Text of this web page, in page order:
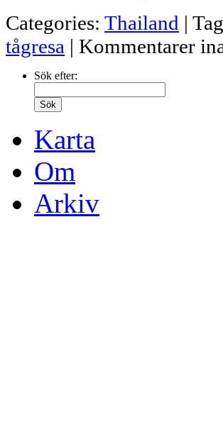
Categories: Thailand |
tågresa | Kommentarer
Sök efter:
Karta
Om
Arkiv